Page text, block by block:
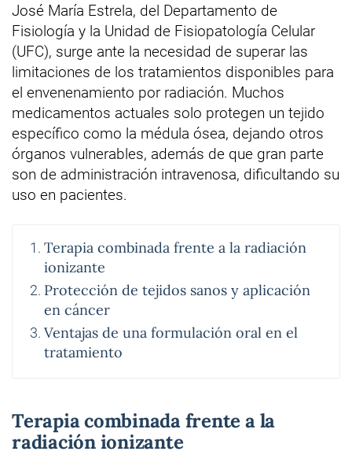
José María Estrela, del Departamento de
Fisiología y la Unidad de Fisiopatología Celular
(UFC), surge ante la necesidad de superar las
limitaciones de los tratamientos disponibles para
el envenenamiento por radiación. Muchos
medicamentos actuales solo protegen un tejido
específico como la médula ósea, dejando otros
órganos vulnerables, además de que gran parte
son de administración intravenosa, dificultando su
uso en pacientes.
Terapia combinada frente a la radiación
ionizante
Protección de tejidos sanos y aplicación
en cáncer
Ventajas de una formulación oral en el
tratamiento
Terapia combinada frente a la
radiación ionizante